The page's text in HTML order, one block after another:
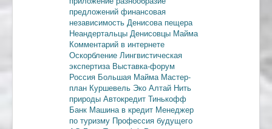
предложений финансовая
независимость Денисова пещера
Неандертальцы Денисовцы Майма
Комментарий в интернете
Оскорбление Лингвистическая
экспертиза Выставка-форум
Россия Большая Майма Мастер-
план Куршевель Эко Алтай Нить
природы Автокредит Тинькофф
Банк Машина в кредит Менеджер
по туризму Профессия будущего